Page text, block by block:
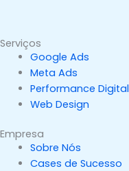
Serviços
Google Ads
Meta Ads
Performance Digital
Web Design
Empresa
Sobre Nós
Cases de Sucesso